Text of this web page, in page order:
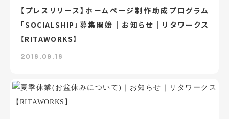
【プレスリリース】ホームページ制作助成プログラム
「SOCIALSHIP」募集開始｜お知らせ｜リタワークス
【RITAWORKS】
2016.09.16